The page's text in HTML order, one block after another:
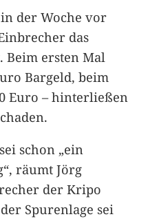
der Woche vor
das
Beim ersten Mal
Bargeld, beim
Euro – hinterließen
schon „ein
räumt Jörg
der Kripo
Spurenlage sei